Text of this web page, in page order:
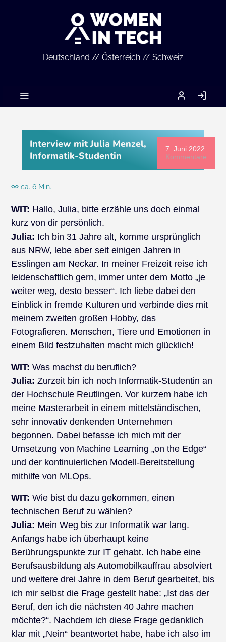
Deutschland // Österreich // Schweiz
MEIN
ACCOUNT
7. Juni 2022
Kommentare
Interview mit Julia Menzel,
Informatik-Studentin
ca. 6 Min.
WIT: Hallo, Julia, bitte erzähle uns doch einmal
kurz von dir persönlich.
Julia: Ich bin 31 Jahre alt, komme ursprünglich
aus NRW, lebe aber seit einigen Jahren in
Esslingen am Neckar. In meiner Freizeit reise ich
leidenschaftlich gern, immer unter dem Motto „je
weiter weg, desto besser“. Ich liebe dabei den
Einblick in fremde Kulturen und verbinde dies mit
meinem zweiten großen Hobby, das
Fotografieren. Menschen, Tiere und Emotionen in
einem Bild festzuhalten macht mich glücklich!
WIT: Was machst du beruflich?
Julia: Zurzeit bin ich noch Informatik-Studentin an
der Hochschule Reutlingen. Vor kurzem habe ich
meine Masterarbeit in einem mittelständischen,
sehr innovativ denkenden Unternehmen
begonnen. Dabei befasse ich mich mit der
Umsetzung von Machine Learning „on the Edge“
und der kontinuierlichen Modell-Bereitstellung
mithilfe von MLOps.
WIT: Wie bist du dazu gekommen, einen
technischen Beruf zu wählen?
Julia: Mein Weg bis zur Informatik war lang.
Anfangs habe ich überhaupt keine
Berührungspunkte zur IT gehabt. Ich habe eine
Berufsausbildung als Automobilkauffrau absolviert
und weitere drei Jahre in dem Beruf gearbeitet, bis
ich mir selbst die Frage gestellt habe: „Ist das der
Beruf, den ich die nächsten 40 Jahre machen
möchte?“. Nachdem ich diese Frage gedanklich
klar mit „Nein“ beantwortet habe, habe ich also im